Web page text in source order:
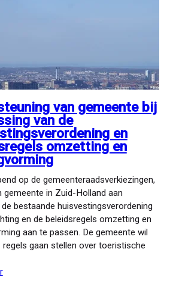
van gemeente bij
van de
en
omzetting en
op de gemeenteraadsverkiezingen,
gemeente in Zuid-Holland aan
bestaande huisvestingsverordening
en de beleidsregels omzetting en
aan te passen. De gemeente wil
regels gaan stellen over toeristische
over